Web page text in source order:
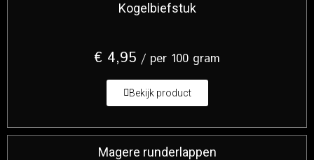
Kogelbiefstuk
€ 4,95 / per 100 gram
Bekijk product
Magere runderlappen